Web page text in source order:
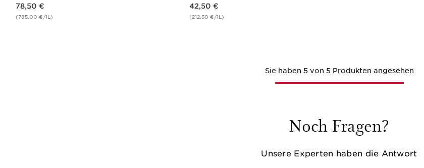
78,50 €
(785,00 €/1L)
42,50 €
(212,50 €/1L)
Sie haben 5 von 5 Produkten angesehen
Noch Fragen?
Unsere Experten haben die Antwort